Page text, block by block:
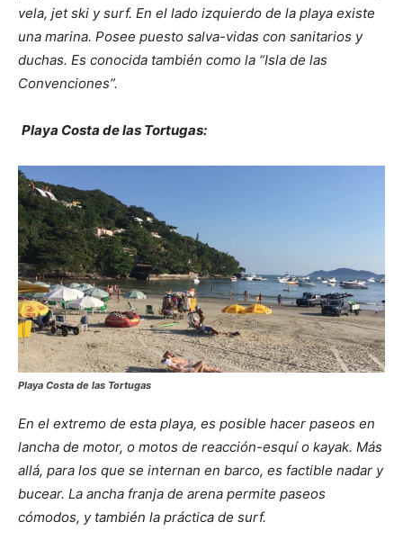
vela, jet ski y surf. En el lado izquierdo de la playa existe
una marina. Posee puesto salva-vidas con sanitarios y
duchas. Es conocida también como la “Isla de las
Convenciones”.
Playa Costa de las Tortugas:
Playa Costa de las Tortugas
En el extremo de esta playa, es posible hacer paseos en
lancha de motor, o motos de reacción-esquí o kayak. Más
allá, para los que se internan en barco, es factible nadar y
bucear. La ancha franja de arena permite paseos
cómodos, y también la práctica de surf.